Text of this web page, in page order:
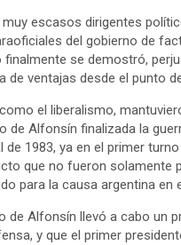
escasos dirigentes
del gobierno de
se demostró,
de ventajas desde el punto
el liberalismo,
de Alfonsín finalizada la
1983, ya en el primer
que no fueron solamente
para la causa argentina en
de Alfonsín llevó a cabo un
y que el primer